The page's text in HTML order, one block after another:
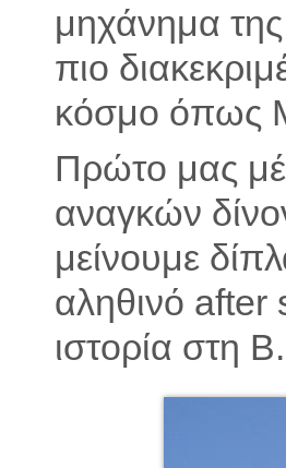
μηχάνημα
πιο
κόσμο όπως
Πρώτο μας
αναγκών
μείνουμε
αληθινό after
ιστορία στη